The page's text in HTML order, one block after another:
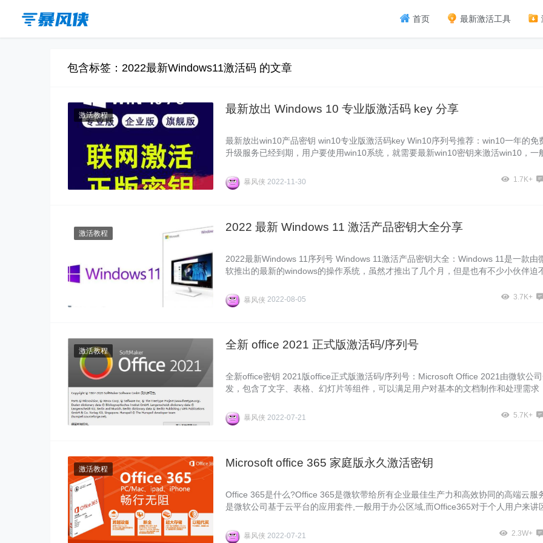
首页 最新激活工具
包含标签：2022最新Windows11激活码 的文章
激活教程 最新放出 Windows 10 专业版激活码 key 分享
最新放出win10产品密钥 win10专业版激活码key Win10序列号推荐：win10一年的免
升级服务已经到期，用户要使用win10系统，就需要最新win10密钥来激活win10，一
暴风侠 2022-11-30 1.7K+
激活教程 2022 最新 Windows 11 激活产品密钥大全分享
2022最新Windows 11序列号 Windows 11激活产品密钥大全：Windows 11是一款由
软推出的最新的windows的操作系统，虽然才推出了几个月，但是也有不少小伙伴迫
暴风侠 2022-08-05 3.7K+
激活教程 全新 office 2021 正式版激活码/序列号
全新office密钥 2021版office正式版激活码/序列号：Microsoft Office 2021由微软公
发，包含了文字、表格、幻灯片等组件，可以满足用户对基本的文档制作和处理需求
暴风侠 2022-07-21 5.7K+
激活教程 Microsoft office 365 家庭版永久激活密钥
Office 365是什么?Office 365是微软带给所有企业最佳生产力和高效协同的高端云服
是微软公司基于云平台的应用套件,一般用于办公区域,而Office365对于个人用户来讲
暴风侠 2022-07-21 2.3W+